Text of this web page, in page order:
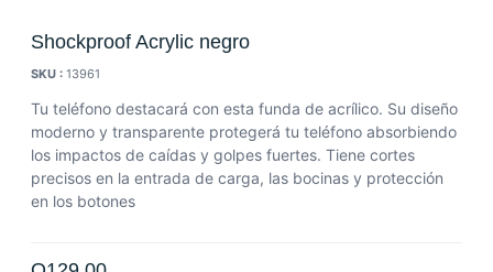
Shockproof Acrylic negro
SKU : 13961
Tu teléfono destacará con esta funda de acrílico. Su diseño
moderno y transparente protegerá tu teléfono absorbiendo
los impactos de caídas y golpes fuertes. Tiene cortes
precisos en la entrada de carga, las bocinas y protección
en los botones